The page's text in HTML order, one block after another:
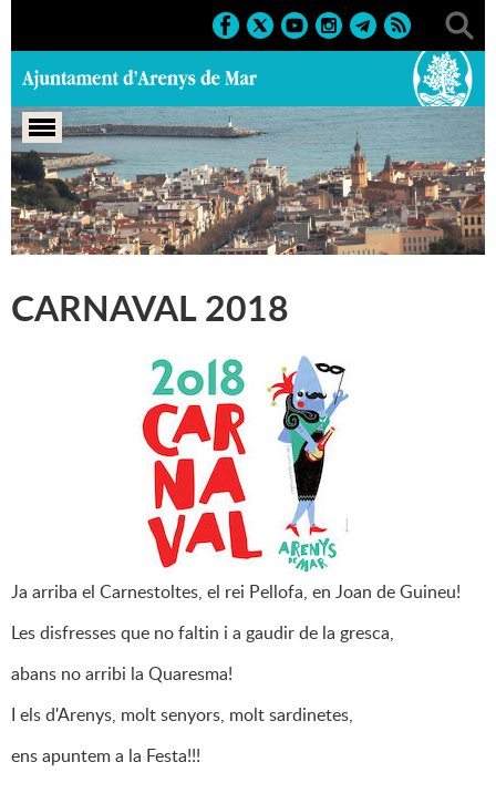
Portada > Marcs > 2018 > Carnaval 2018
CARNAVAL 2018
Ja arriba el Carnestoltes, el rei Pellofa, en Joan de Guineu!
Les disfresses que no faltin i a gaudir de la gresca,
abans no arribi la Quaresma!
I els d'Arenys, molt senyors, molt sardinetes,
ens apuntem a la Festa!!!